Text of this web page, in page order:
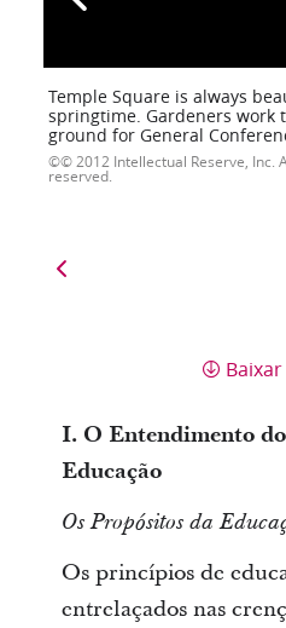
Temple Square is always
springtime. Gardeners work
ground for General
© 2012 Intellectual Reserve, Inc.
reserved.
I. O Entendimento
Educação
Os Propósitos da
Os princípios de
entrelaçados nas